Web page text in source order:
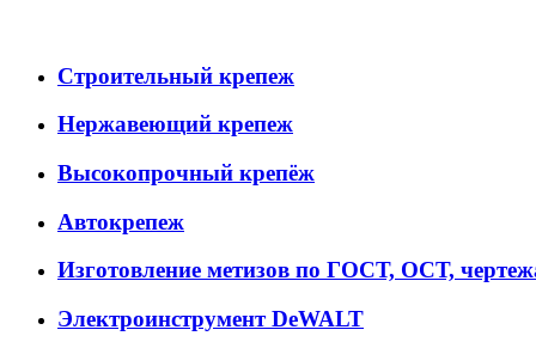
Строительный крепеж
Нержавеющий крепеж
Высокопрочный крепёж
Автокрепеж
Изготовление метизов по ГОСТ, ОСТ,
Электроинструмент DeWALT